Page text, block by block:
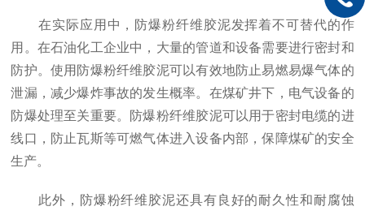
在实际应用中，防爆粉纤维胶泥发挥着不可替代的作
用。在石油化工企业中，大量的管道和设备需要进行密封和
防护。使用防爆粉纤维胶泥可以有效地防止易燃易爆气体的
泄漏，减少爆炸事故的发生概率。在煤矿井下，电气设备的
防爆处理至关重要。防爆粉纤维胶泥可以用于密封电缆的进
线口，防止瓦斯等可燃气体进入设备内部，保障煤矿的安全
生产。
此外，防爆粉纤维胶泥还具有良好的耐久性和耐腐蚀